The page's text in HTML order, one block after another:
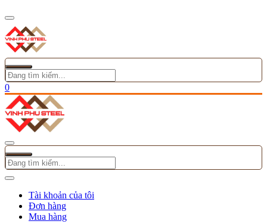
0
Tài khoản của tôi
Đơn hàng
Mua hàng